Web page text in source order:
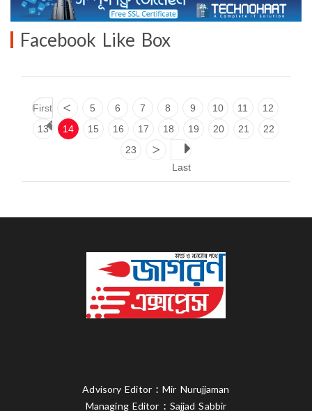
Facebook Like Box
First < 5 6 7 8 9 10 11
12
13
14 15 16 17 18 19 20 21
22
23
>
Last
Advisory Editor : Mir Nurujjaman
Managing Editor : Sajjad Sabbir